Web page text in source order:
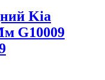
Kia
G10009